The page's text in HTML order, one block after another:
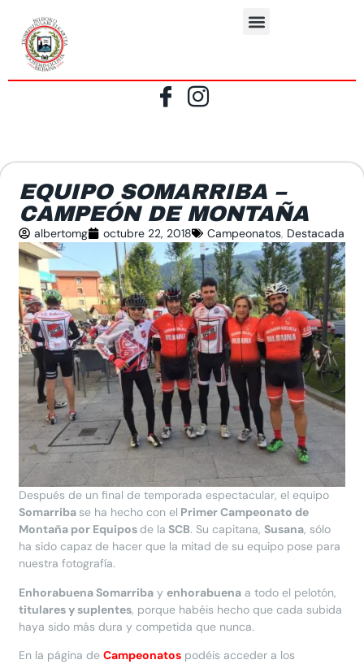
EQUIPO SOMARRIBA –
CAMPEÓN DE MONTAÑA
albertomg octubre 22, 2018 Campeonatos, Destacada
Después de un final de temporada espectacular, el equipo
Somarriba se ha hecho con el Primer Campeonato de
Montaña por Equiposde la SCB. Su capitana, Susana, sólo
ha sido capaz de hacer que la mitad de su equipo pose para
nuestra fotografía.
Enhorabuena Somarriba y enhorabuena a todo el pelotón,
titulares y suplentes, porque habéis hecho que cada subida
haya sido más dura y competida que nunca.
En la página de Campeonatos podéis acceder a los